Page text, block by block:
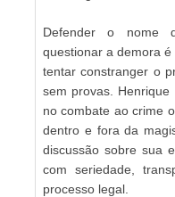
Defender o nome
questionar a demora
tentar constranger o
sem provas.
no combate ao crime
dentro e fora da
discussão sobre sua
com seriedade,
processo legal.